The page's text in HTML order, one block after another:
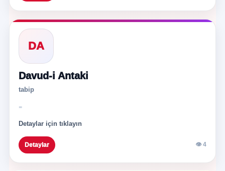
DA
Davud-i Antaki
tabip
-
Detaylar için tıklayın
Detaylar 👁 4